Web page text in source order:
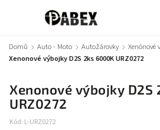
Domů / Auto - Moto / Autožárovky / Xenónové
Xenonové výbojky D2S 2ks 6000K URZ0272
Xenonové výbojky D2S
URZ0272
Kód: L-URZ0272